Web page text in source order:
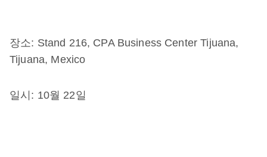
장소: Stand 216, CPA Business Center Tijuana,
Tijuana, Mexico
일시: 10월 22일